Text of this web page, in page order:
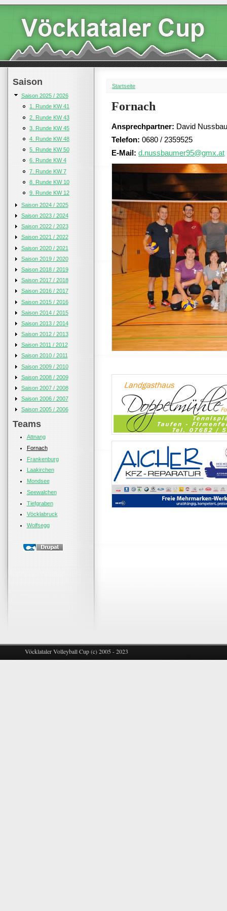
Saison
Saison 2025 / 2026
1. Runde KW 41
2. Runde KW 43
3. Runde KW 45
4. Runde KW 48
5. Runde KW 50
6. Runde KW 4
7. Runde KW 7
8. Runde KW 10
9. Runde KW 12
Saison 2024 / 2025
Saison 2023 / 2024
Saison 2022 / 2023
Saison 2021 / 2022
Saison 2020 / 2021
Saison 2019 / 2020
Saison 2018 / 2019
Saison 2017 / 2018
Saison 2016 / 2017
Saison 2015 / 2016
Saison 2014 / 2015
Saison 2013 / 2014
Saison 2012 / 2013
Saison 2011 / 2012
Saison 2010 / 2011
Saison 2009 / 2010
Saison 2008 / 2009
Saison 2007 / 2008
Saison 2006 / 2007
Saison 2005 / 2006
Teams
Attnang
Fornach
Frankenburg
Laakirchen
Mondsee
Seewalchen
Tiefgraben
Vöcklabruck
Wolfsegg
Startseite
Fornach
Ansprechpartner: David
Telefon: 0680 / 2359525
E-Mail: d.nussbaumer95@gmx.at
Vöcklataler Volleyball Cup (c) 2005 - 2023